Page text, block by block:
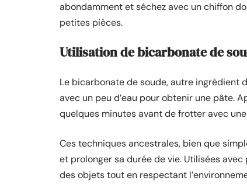
abondamment et séchez avec un chiffon
petites pièces.
Utilisation de bicarbonate de
Le bicarbonate de soude, autre ingrédient
avec un peu d’eau pour obtenir une pâte.
quelques minutes avant de frotter avec
Ces techniques ancestrales, bien que
et prolonger sa durée de vie. Utilisées
des objets tout en respectant